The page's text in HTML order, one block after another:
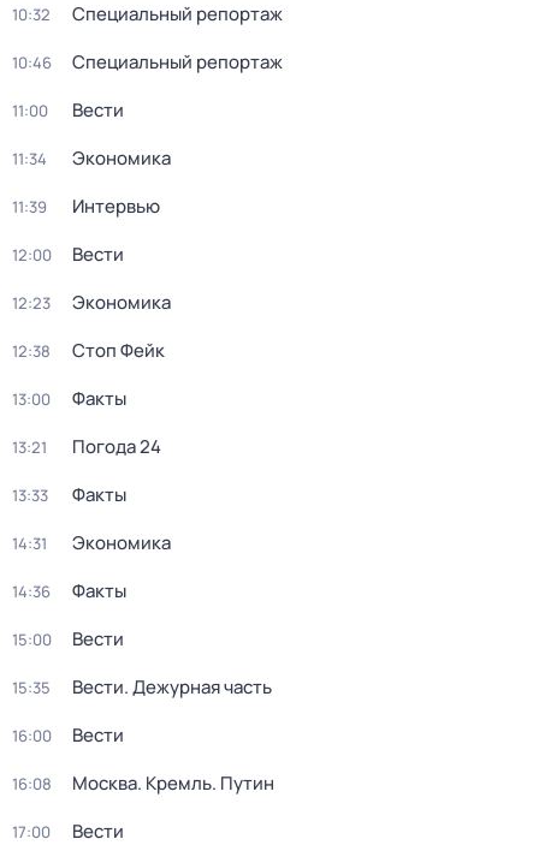
10:32 Специальный репортаж
10:46 Специальный репортаж
11:00 Вести
11:34 Экономика
11:39 Интервью
12:00 Вести
12:23 Экономика
12:38 Стоп Фейк
13:00 Факты
13:21 Погода 24
13:33 Факты
14:31 Экономика
14:36 Факты
15:00 Вести
15:35 Вести. Дежурная часть
16:00 Вести
16:08 Москва. Кремль. Путин
17:00 Вести